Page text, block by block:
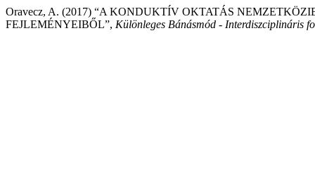
Oravecz, A. (2017) “A KONDUKTÍV OKTATÁS
FEJLEMÉNYEIBŐL”, Különleges Bánásmód - Interdiszciplináris